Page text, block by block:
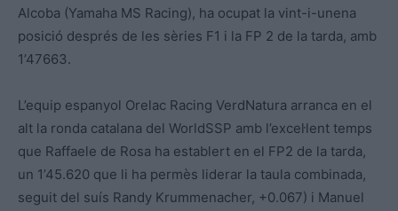
Alcoba (Yamaha MS Racing), ha ocupat la vint-i-unena
posició després de les sèries F1 i la FP 2 de la tarda, amb
1’47663.
L’equip espanyol Orelac Racing VerdNatura arranca en el
alt la ronda catalana del WorldSSP amb l’excel·lent temps
que Raffaele de Rosa ha establert en el FP2 de la tarda,
un 1’45.620 que li ha permès liderar la taula combinada,
seguit del suís Randy Krummenacher, +0.067) i Manuel